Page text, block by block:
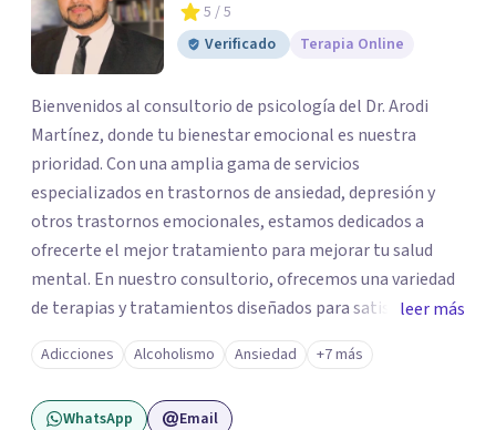
5 / 5
Verificado
Terapia Online
Bienvenidos al consultorio de psicología del Dr. Arodi
Martínez, donde tu bienestar emocional es nuestra
prioridad. Con una amplia gama de servicios
especializados en trastornos de ansiedad, depresión y
otros trastornos emocionales, estamos dedicados a
ofrecerte el mejor tratamiento para mejorar tu salud
mental. En nuestro consultorio, ofrecemos una variedad
de terapias y tratamientos diseñados para satisfacer tus
necesidades específicas: Terapia para Trastornos de
Ansiedad y Depresión: Somos expertos en el tratamiento
de la ansiedad y la depresión, utilizando enfoques
basados en evidencia para ayudarte a recuperar tu
leer más
Adicciones Alcoholismo Ansiedad +7 más
WhatsApp Email